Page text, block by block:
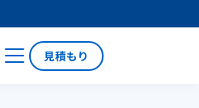
見積もり